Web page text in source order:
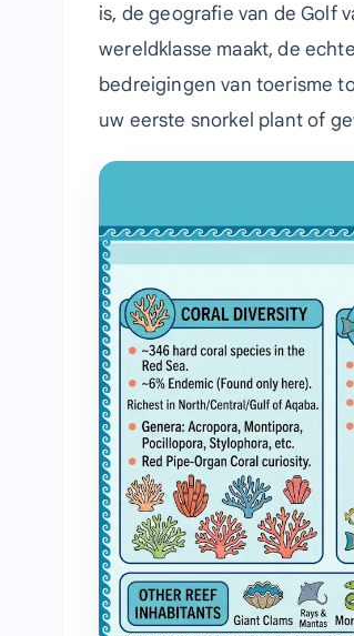
is, de geografie van de Golf
wereldklasse maakt, de
bedreigingen van toerisme
uw eerste snorkel plant of